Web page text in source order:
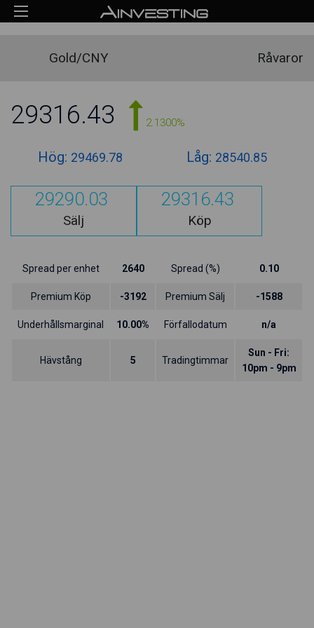
Gold/CNY Råvaror
29316.43 2.1300%
Hög: 29469.78 Låg: 28540.85
29290.03
Sälj
29316.43
Köp
Spread per enhet 2640 Spread (%) 0.10
Premium Köp -3192 Premium Sälj -1588
Underhållsmarginal 10.00% Förfallodatum n/a
Hävstång 5 Tradingtimmar
Sun - Fri:
10pm - 9pm